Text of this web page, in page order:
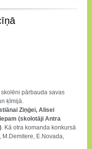
pārbauda savas
ķīmijā.
Ziņģei, Alisei
(skolotāji Antra
. Kā otra komanda konkursā
E.Novada,